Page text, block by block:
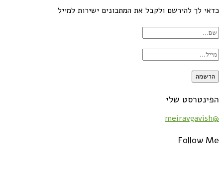
כדאי לך להירשם ולקבל את המתכונים ישירות למייל
הפינטרסט שלי
@meiravgavish
Follow Me